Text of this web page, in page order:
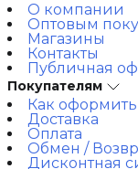
О компании
Оптовым
Магазины
Контакты
Публичная
Покупателям
Как оформить
Доставка
Оплата
Обмен /
Дисконтная